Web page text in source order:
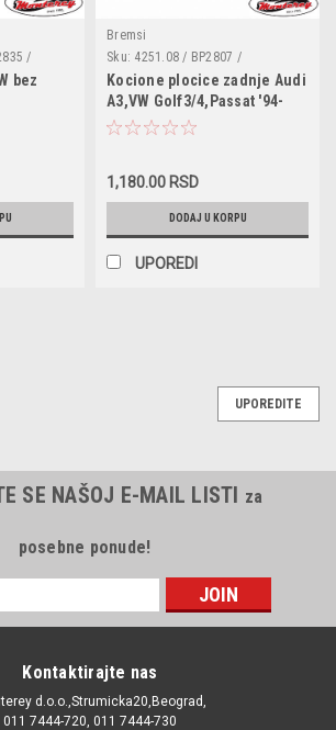
/
/
/
/
bez
Bremsi
Sku: 4251.08 / BP2807 /
1A0698451E / 1H0615415 /
8E0698451D / 8E0698451E /
8E0698451 / 4250.56 /
6025375650 / 7701206343 /
1H0698451F / 191615415A /
Kocione plocice zadnje Audi
A3,VW Golf3/4,Passat '94-
1,180.00 RSD
DODAJ U KORPU
UPOREDI
UPOREDITE
SE NAŠOJ E-MAIL LISTI za
posebne ponude!
Kontaktirajte nas
d.o.o.,Strumicka20,Beograd,
011 7444-720, 011 7444-730